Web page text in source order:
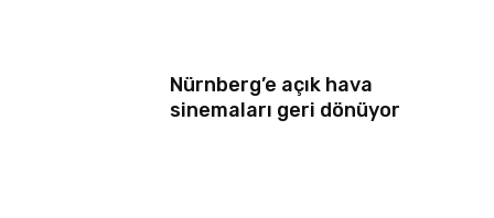
Nürnberg’e açık hava
sinemaları geri dönüyor